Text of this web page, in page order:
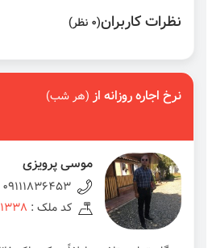
نظرات کاربران(0 نظر)
نرخ اجاره روزانه از(هر شب)
موسی پرویزی
09111836453
کد ملک : 1338